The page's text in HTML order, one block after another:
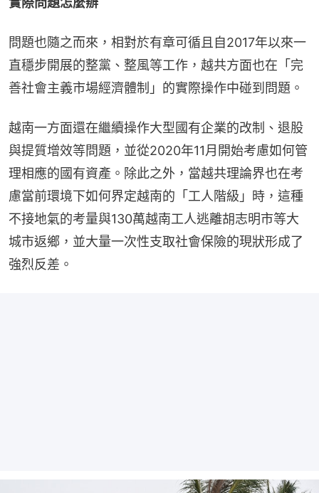
問題也隨之而來，相對於有章可循且自2017年以來一
直穩步開展的整黨、整風等工作，越共方面也在「完
善社會主義市場經濟體制」的實際操作中碰到問題。
越南一方面還在繼續操作大型國有企業的改制、退股
與提質增效等問題，並從2020年11月開始考慮如何管
理相應的國有資產。除此之外，當越共理論界也在考
慮當前環境下如何界定越南的「工人階級」時，這種
不接地氣的考量與130萬越南工人逃離胡志明市等大
城市返鄉，並大量一次性支取社會保險的現狀形成了
強烈反差。